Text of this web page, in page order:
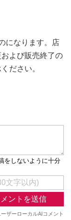
になります。店
よび販売終了の
ださい。